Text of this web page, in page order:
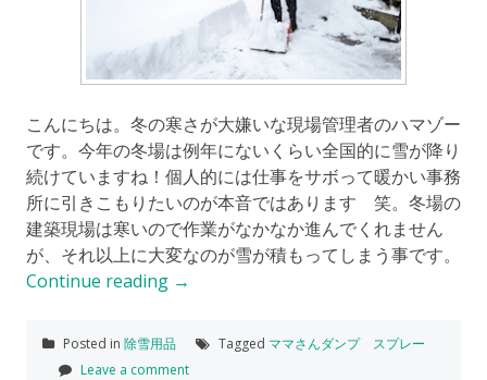
こんにちは。冬の寒さが大嫌いな現場管理者のハマゾー
です。今年の冬場は例年にないくらい全国的に雪が降り
続けていますね！個人的には仕事をサボって暖かい事務
所に引きこもりたいのが本音ではあります 笑。冬場の
建築現場は寒いので作業がなかなか進んでくれません
が、それ以上に大変なのが雪が積もってしまう事です。
Continue reading →
Posted in 除雪用品 Tagged ママさんダンプ スプレー
Leave a comment